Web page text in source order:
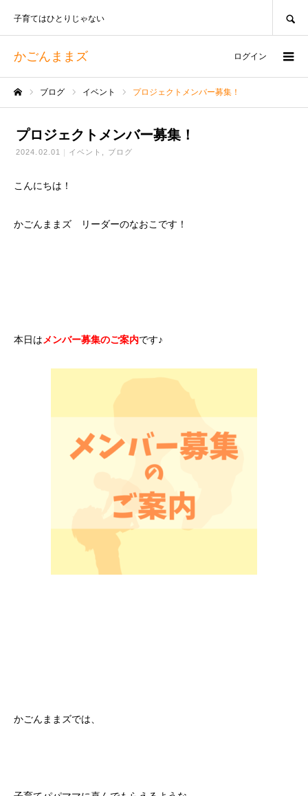
かごんままズ
子育てはひとりじゃない
ログイン
ブログ イベント プロジェクトメンバー募集！
プロジェクトメンバー募集！
2024.02.01 イベント ブログ
こんにちは！
かごんままズ リーダーのなおこです！
本日は メンバー募集のご案内です♪
かごんままズでは、